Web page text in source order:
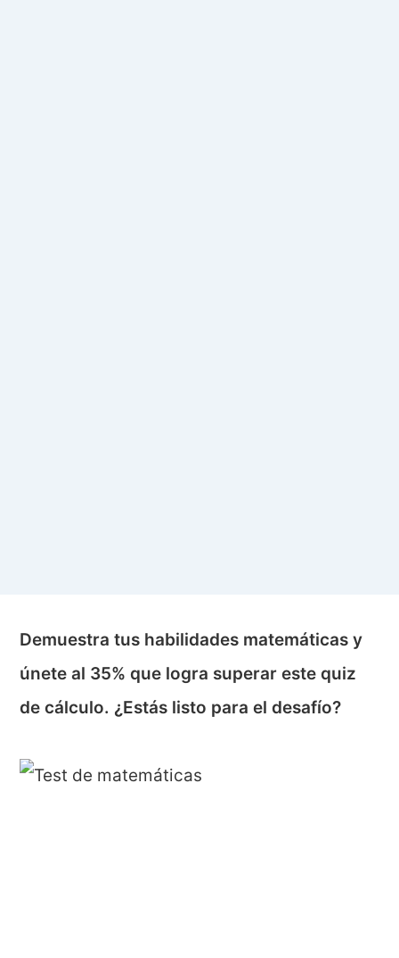
Demuestra tus habilidades matemáticas y
únete al 35% que logra superar este quiz
de cálculo. ¿Estás listo para el desafío?